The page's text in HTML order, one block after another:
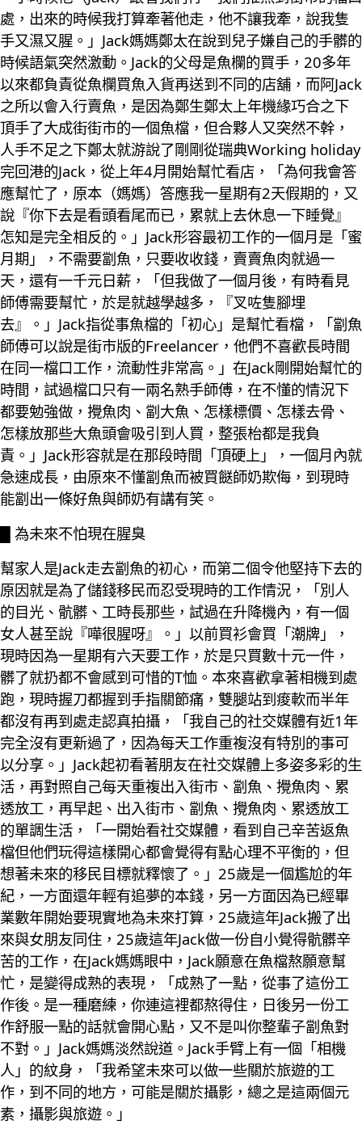
處，出來的時候我打算牽著他走，他不讓我牽，說我隻
手又濕又腥。」Jack媽媽鄭太在說到兒子嫌自己的手髒的
時候語氣突然激動。Jack的父母是魚欄的買手，20多年
以來都負責從魚欄買魚入貨再送到不同的店舖，而阿Jack
之所以會入行賣魚，是因為鄭生鄭太上年機緣巧合之下
頂手了大成街街市的一個魚檔，但合夥人又突然不幹，
人手不足之下鄭太就游說了剛剛從瑞典Working holiday
完回港的Jack，從上年4月開始幫忙看店，「為何我會答
應幫忙了，原本（媽媽）答應我一星期有2天假期的，又
說『你下去是看頭看尾而已，累就上去休息一下睡覺』
怎知是完全相反的。」Jack形容最初工作的一個月是「蜜
月期」，不需要劏魚，只要收收錢，賣賣魚肉就過一
天，還有一千元日薪，「但我做了一個月後，有時看見
師傅需要幫忙，於是就越學越多，『叉咗隻腳埋
去』。」Jack指從事魚檔的「初心」是幫忙看檔，「劏魚
師傅可以說是街市版的Freelancer，他們不喜歡長時間
在同一檔口工作，流動性非常高。」在Jack剛開始幫忙的
時間，試過檔口只有一兩名熟手師傅，在不懂的情況下
都要勉強做，攪魚肉、劏大魚、怎樣標價、怎樣去骨、
怎樣放那些大魚頭會吸引到人買，整張枱都是我負
責。」Jack形容就是在那段時間「頂硬上」，一個月內就
急速成長，由原來不懂劏魚而被買餸師奶欺侮，到現時
能劏出一條好魚與師奶有講有笑。
█ 為未來不怕現在腥臭
幫家人是Jack走去劏魚的初心，而第二個令他堅持下去的
原因就是為了儲錢移民而忍受現時的工作情況，「別人
的目光、骯髒、工時長那些，試過在升降機內，有一個
女人甚至說『嘩很腥呀』。」以前買衫會買「潮牌」，
現時因為一星期有六天要工作，於是只買數十元一件，
髒了就扔都不會感到可惜的T恤。本來喜歡拿著相機到處
跑，現時握刀都握到手指關節痛，雙腿站到痠軟而半年
都沒有再到處走認真拍攝，「我自己的社交媒體有近1年
完全沒有更新過了，因為每天工作重複沒有特別的事可
以分享。」Jack起初看著朋友在社交媒體上多姿多彩的生
活，再對照自己每天重複出入街市、劏魚、攪魚肉、累
透放工，再早起、出入街市、劏魚、攪魚肉、累透放工
的單調生活，「一開始看社交媒體，看到自己辛苦返魚
檔但他們玩得這樣開心都會覺得有點心理不平衡的，但
想著未來的移民目標就釋懷了。」25歲是一個尷尬的年
紀，一方面還年輕有追夢的本錢，另一方面因為已經畢
業數年開始要現實地為未來打算，25歲這年Jack搬了出
來與女朋友同住，25歲這年Jack做一份自小覺得骯髒辛
苦的工作，在Jack媽媽眼中，Jack願意在魚檔熬願意幫
忙，是變得成熟的表現，「成熟了一點，從事了這份工
作後。是一種磨練，你連這裡都熬得住，日後另一份工
作舒服一點的話就會開心點，又不是叫你整輩子劏魚對
不對。」Jack媽媽淡然說道。Jack手臂上有一個「相機
人」的紋身，「我希望未來可以做一些關於旅遊的工
作，到不同的地方，可能是關於攝影，總之是這兩個元
素，攝影與旅遊。」